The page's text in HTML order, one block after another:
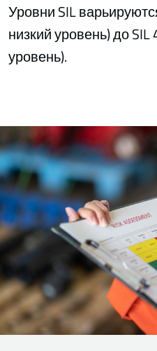
Уровни SIL
низкий уровень) до
уровень).